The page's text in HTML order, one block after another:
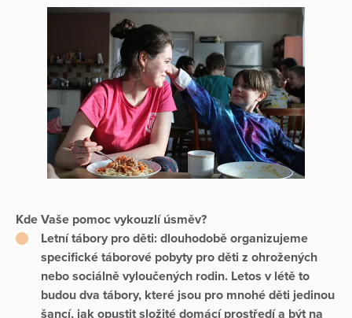
Kde Vaše pomoc vykouzlí úsměv?
Letní tábory pro děti: dlouhodobě organizujeme
specifické táborové pobyty pro děti z ohrožených
nebo sociálně vyloučených rodin. Letos v létě to
budou dva tábory, které jsou pro mnohé děti jedinou
šancí, jak opustit složité domácí prostředí a být na